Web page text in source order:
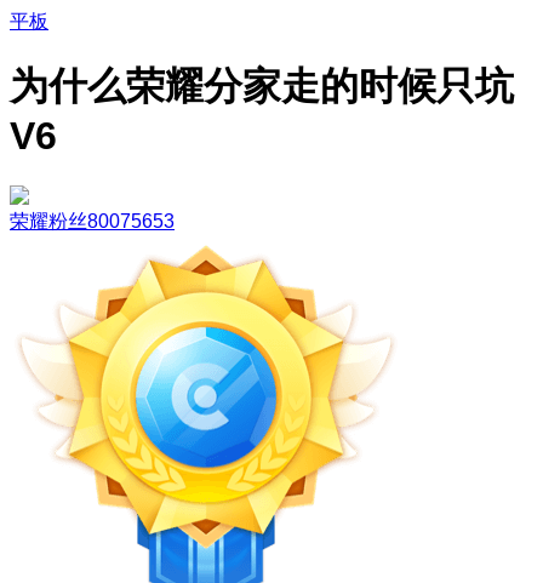
平板
为什么荣耀分家走的时候只坑
V6
荣耀粉丝80075653